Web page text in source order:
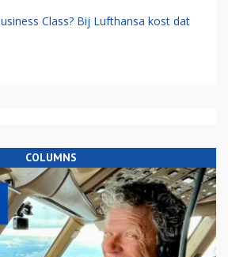
Class? Bij Lufthansa kost dat
COLUMNS